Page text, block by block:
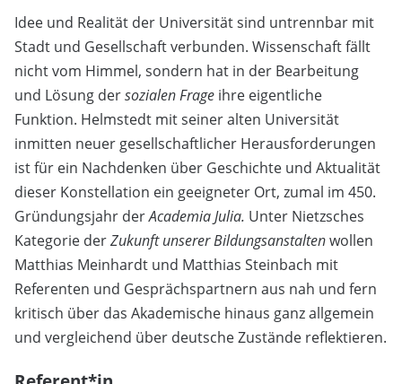
Idee und Realität der Universität sind untrennbar mit
Stadt und Gesellschaft verbunden. Wissenschaft fällt
nicht vom Himmel, sondern hat in der Bearbeitung
und Lösung dersozialen Frage ihre eigentliche
Funktion. Helmstedt mit seiner alten Universität
inmitten neuer gesellschaftlicher Herausforderungen
ist für ein Nachdenken über Geschichte und Aktualität
dieser Konstellation ein geeigneter Ort, zumal im 450.
Gründungsjahr derAcademia Julia. Unter Nietzsches
Kategorie derZukunft unserer Bildungsanstaltenwollen
Matthias Meinhardt und Matthias Steinbach mit
Referenten und Gesprächspartnern aus nah und fern
kritisch über das Akademische hinaus ganz allgemein
und vergleichend über deutsche Zustände reflektieren.